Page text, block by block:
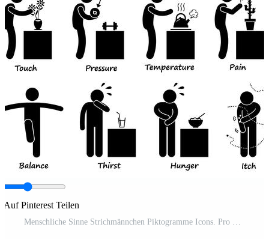
Auf Pinterest Teilen
Menschliche Sinne Strichmännchen Piktogramme Icons. Pro Vektor